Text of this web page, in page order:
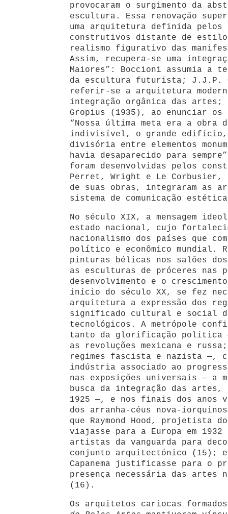
provocaram o surgimento da
escultura. Essa renovação
uma arquitetura definida pelos
construtivos distante de
realismo figurativo das
Assim, recupera-se uma
Maiores”: Boccioni assumia a
da escultura futurista; J.J.P.
referir-se a arquitetura
integração orgânica das artes;
Gropius (1935), ao enunciar os
“Nossa última meta era a obra
indivisível, o grande edifício,
divisória entre elementos
havia desaparecido para
foram desenvolvidas pelos
Perret, Wright e Le Corbusier,
de suas obras, integraram as
sistema de comunicação
No século XIX, a mensagem
estado nacional, cujo
nacionalismo dos países que
político e econômico mundial.
pinturas bélicas nos salões
as esculturas de próceres nas
desenvolvimento e o
início do século XX, se fez
arquitetura a expressão dos
significado cultural e social
tecnológicos. A metrópole
tanto da glorificação política —
as revoluções mexicana e
regimes fascista e nazista —,
indústria associado ao
nas exposições universais — a
busca da integração das
1925 —, e nos finais dos anos
dos arranha-céus nova-
que Raymond Hood, projetista
viajasse para a Europa em
artistas da vanguarda para
conjunto arquitectónico (15);
Capanema justificasse para o
presença necessária das artes
(16).
Os arquitetos cariocas